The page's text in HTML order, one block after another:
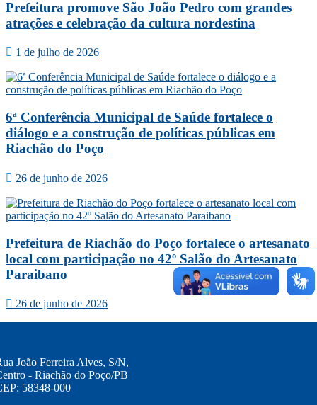
Prefeitura promove São João Pedro com grandes
atrações e celebração da cultura nordestina
1 de julho de 2026
6ª Conferência Municipal de Saúde fortalece o
diálogo e a construção de políticas públicas em
Riachão do Poço
26 de junho de 2026
Prefeitura de Riachão do Poço fortalece o artesanato
local com participação no 42º Salão do Artesanato
Paraibano
26 de junho de 2026
João Ferreira Alves, S/N,
- Riachão do Poço/PB
58348-000